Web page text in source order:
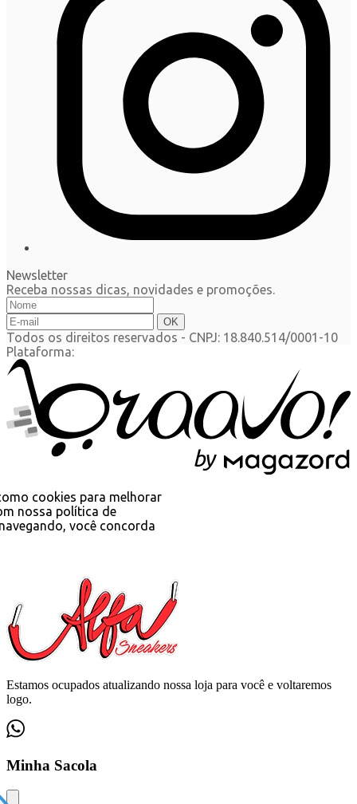
Newsletter
Receba nossas dicas, novidades e promoções.
Todos os direitos reservados - CNPJ: 18.840.514/0001-10
Plataforma:
by
cookies para melhorar
nossa política de
você concorda
Estamos ocupados atualizando nossa loja para você e voltaremos
logo.
Minha Sacola